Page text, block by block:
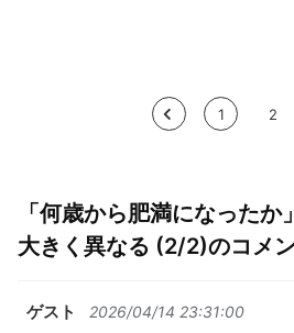
< 1 2
「何歳から肥満になった
大きく異なる (2/2)のコメ
ゲスト 2026/04/14 23:31:00